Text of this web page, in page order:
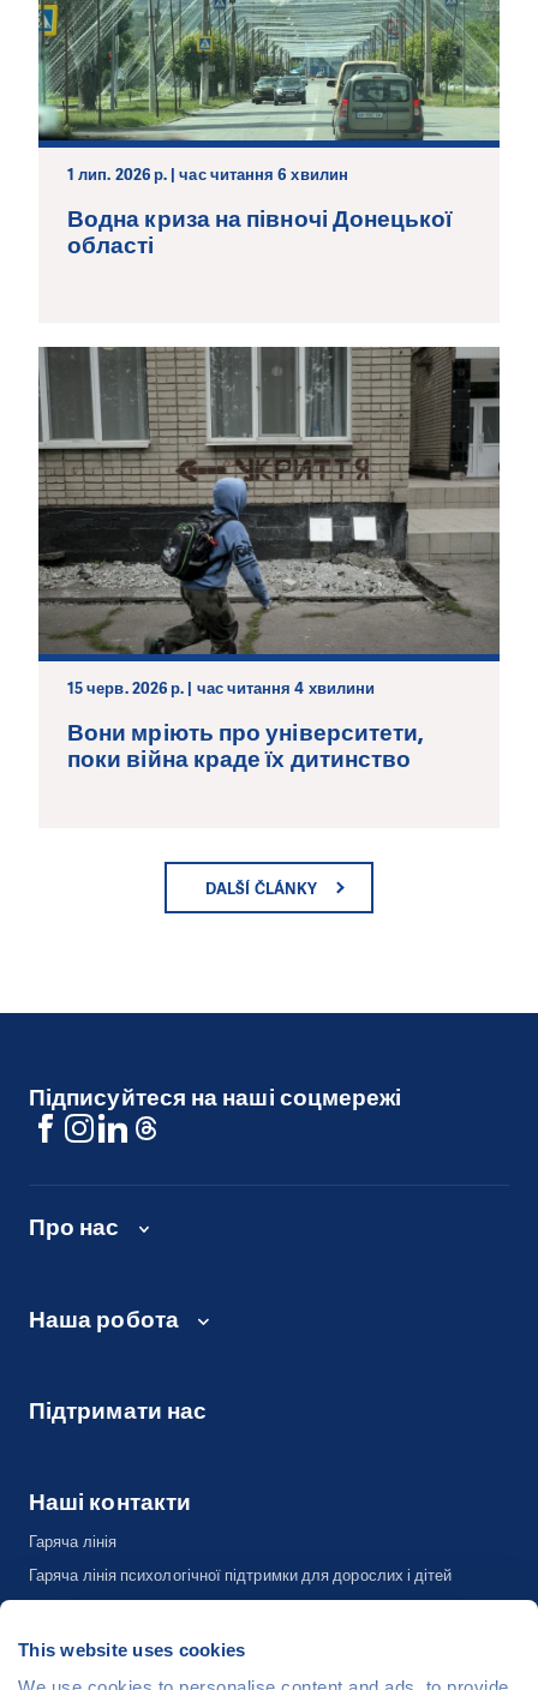
This website uses cookies
1 лип. 2026 р. | час читання 6 хвилин
Водна криза на півночі Донецької
області
15 черв. 2026 р. | час читання 4 хвилини
Вони мріють про університети,
поки війна краде їх дитинство
DALŠÍ ČLÁNKY
Підписуйтеся на наші соцмережі
Про нас
Наша робота
Підтримати нас
Наші контакти
Гаряча лінія
Гаряча лінія психологічної підтримки для дорослих і дітей